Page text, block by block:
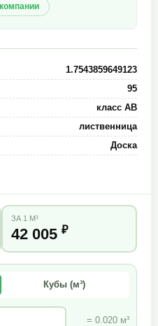
1.7543859649123
95
класс АВ
лиственница
Доска
ЗА 1 М³
42 005 ₽
Кубы (м³)
= 0.020 м³